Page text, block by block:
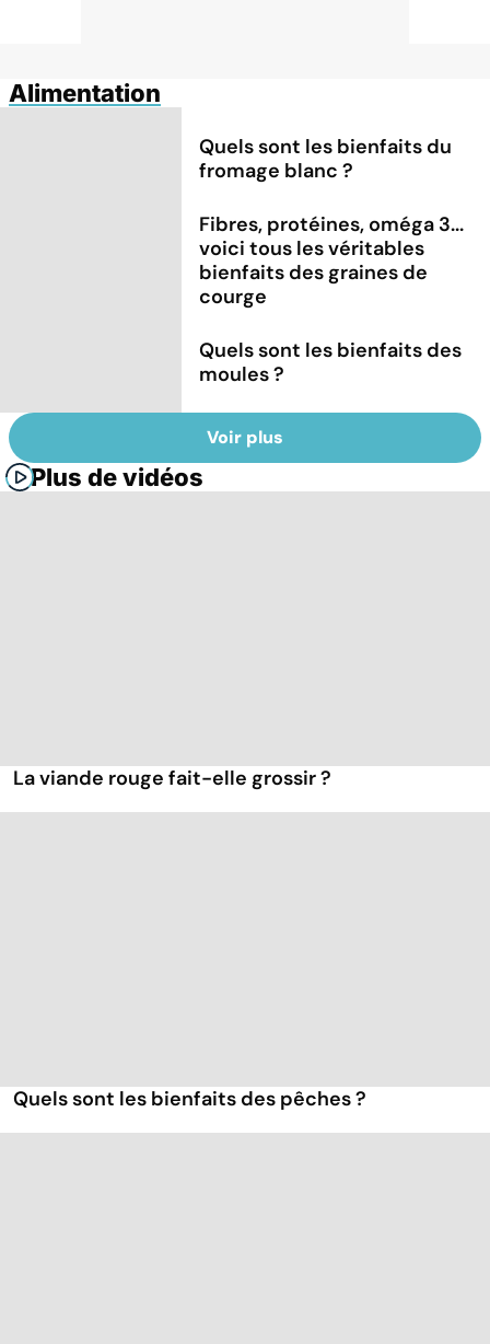
Alimentation
Quels sont les bienfaits du
fromage blanc ?
Fibres, protéines, oméga 3...
voici tous les véritables
bienfaits des graines de
courge
Quels sont les bienfaits des
moules ?
Voir plus
Plus de vidéos
La viande rouge fait-elle grossir ?
Quels sont les bienfaits des pêches ?